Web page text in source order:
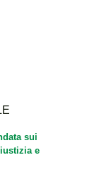
sui
e